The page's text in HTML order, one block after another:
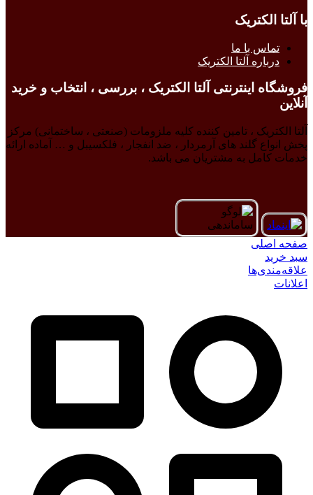
با آلتا الکتریک
تماس با ما
درباره آلتا الکتریک
فروشگاه اینترنتی آلتا الکتریک ، بررسی ، انتخاب و خرید
آنلاین
آلتا الکتریک ، تامین کننده کلیه ملزومات (صنعتی ، ساختمانی) مرکز
پخش انواع گلند های آرمردار ، ضد انفجار ، فلکسیبل و … آماده ارائه
خدمات کامل به مشتریان می باشد.
صفحه اصلی
سبد خرید
علاقه‌مندی‌ها
اعلانات